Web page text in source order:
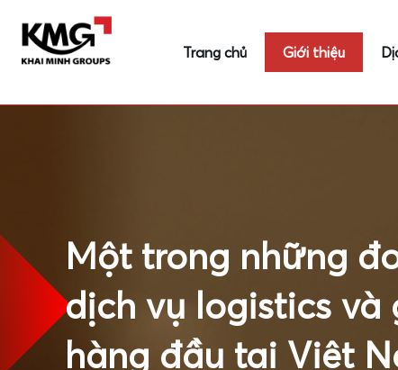
Trang chủ Giới thiệu
Cung cấp dịch vụ
đa phương thức